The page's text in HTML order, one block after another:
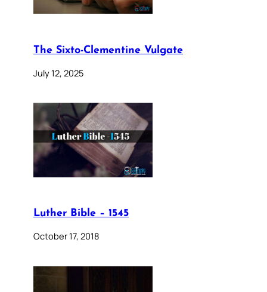
The Sixto-Clementine Vulgate
July 12, 2025
Luther Bible – 1545
October 17, 2018